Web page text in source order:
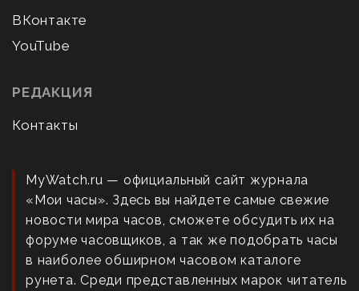
ВКонтакте
YouTube
РЕДАКЦИЯ
Контакты
MyWatch.ru — официальный сайт журнала
«Мои часы». Здесь вы найдете самые свежие
новости мира часов, сможете обсудить их на
форуме часовщиков, а так же подобрать часы
в наиболее обширном часовом каталоге
рунета. Среди представленных марок читатель